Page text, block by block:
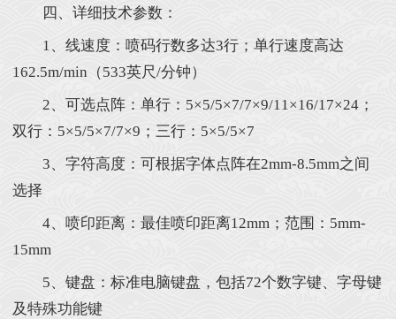
四、详细技术参数：
1、线速度：喷码行数多达3行；单行速度高达
162.5m/min（533英尺/分钟）
2、可选点阵：单行：5×5/5×7/7×9/11×16/17×24；
双行：5×5/5×7/7×9；三行：5×5/5×7
3、字符高度：可根据字体点阵在2mm-8.5mm之间
选择
4、喷印距离：最佳喷印距离12mm；范围：5mm-
15mm
5、键盘：标准电脑键盘，包括72个数字键、字母键
及特殊功能键